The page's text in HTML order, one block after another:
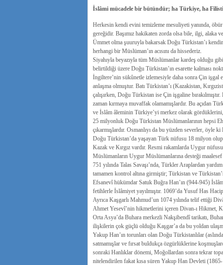
İslâmi mücadele bir bütündür; ha Türkiye, ha
Herkesin kendi evini temizleme mesuliyeti yanında,
gereğidir. Başımız hakikaten zorda olsa bile, ilgi, alaka
Ümmet olma şuuruyla bakarsak Doğu Türkistan’ı
herhangi bir Müslüman’ın acısını da hissederiz.
Siyahıyla beyazıyla tüm Müslümanlar kardeş olduğu
belirtildiği üzere Doğu Türkistan’ın esarette kalması
İngiltere’nin sükûnetle izlemesiyle daha sonra Çin işgal
anlaşma olmuştur. Batı Türkistan’ı (Kazakistan,
çalışırken, Doğu Türkistan ise Çin işgaline
zaman kırmaya muvaffak olamamışlardır. Bu açıdan
ve İslâm âleminin Türkiye’yi merkez olarak
25 milyonluk Doğu Türkistan Müslümanlarının hepsi
çıkarmışlardır. Osmanlıyı da bu yüzden severler, öyle
Doğu Türkistan’da yaşayan Türk nüfusu 18 milyon
Kazak ve Kırgız vardır. Resmi rakamlarda Uygur
Müslümanların Uygur Müslümanlarına desteği
751 yılında Talas Savaşı’nda, Türkler Araplardan
tamamen kontrol altına girmiştir; Türkistan ve
Efsanevî hükümdar Satuk Buğra Han’ın (944-945)
fetihlerle İslâmiyet yayılmıştır. 1069’da Yusuf Has
Ayrıca Kaşgarlı Mahmud’un 1074 yılında telif ettiği
Ahmet Yesevî’nin hikmetlerini içeren Divan-ı Hikmet,
Orta Asya’da Buhara merkezli Nakşibendî tarikatı,
ilişkilerin çok güçlü olduğu Kaşgar’a da bu yoldan
Yakup Han’ın torunları olan Doğu Türkistanlılar
satmamışlar ve fırsat buldukça özgürlüklerine
sonraki Hanlıklar dönemi, Moğollardan sonra tekrar
nitelendirilen fakat kısa süren Yakup Han Devleti